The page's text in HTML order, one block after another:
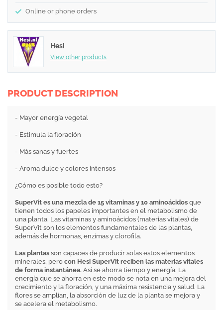
Online or phone orders
Hesi
View other products
PRODUCT DESCRIPTION
- Mayor energía vegetal
- Estimula la floración
- Más sanas y fuertes
- Aroma dulce y colores intensos
¿Cómo es posible todo esto?
SuperVit es una mezcla de 15 vitaminas y 10 aminoácidos que
tienen todos los papeles importantes en el metabolismo de
una planta. Las vitaminas y aminoácidos (materias vitales) de
SuperVit son los elementos fundamentales de las plantas,
además de hormonas, enzimas y clorofila.
Las plantas son capaces de producir solas estos elementos
minerales, pero con Hesi SuperVit reciben las materias vitales
de forma instantánea. Así se ahorra tiempo y energía. La
energía que se ahorra en este modo se nota en una mejora del
crecimiento y la floración, y una máxima resistencia y salud. La
flores se amplían, la absorción de luz de la planta se mejora y
se acelera el metabolismo.